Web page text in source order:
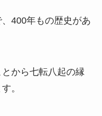
400年もの歴史があ
から七転八起の縁
。